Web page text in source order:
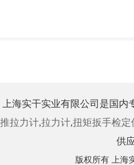
上海实干实业有限公司是国内
推拉力计,拉力计,扭矩扳手检定
供
版权所有 上海